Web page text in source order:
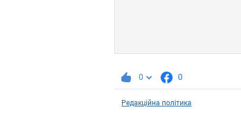
0 0
Редакційна політика